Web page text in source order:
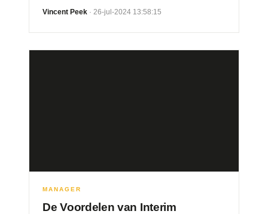
Vincent Peek · 26-jul-2024 13:58:15
MANAGER
De Voordelen van Interim